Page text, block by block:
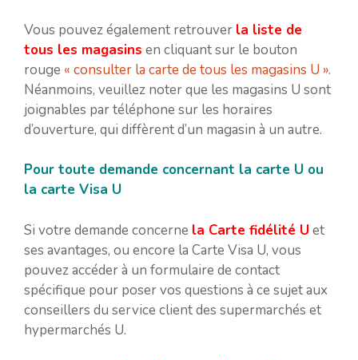
Vous pouvez également retrouver la liste de
tous les magasins en cliquant sur le bouton
rouge « consulter la carte de tous les magasins U ».
Néanmoins, veuillez noter que les magasins U sont
joignables par téléphone sur les horaires
d’ouverture, qui diffèrent d’un magasin à un autre.
Pour toute demande concernant la carte U ou
la carte Visa U
Si votre demande concerne la Carte fidélité Uet
ses avantages, ou encore la Carte Visa U, vous
pouvez accéder à un formulaire de contact
spécifique pour poser vos questions à ce sujet aux
conseillers du service client des supermarchés et
hypermarchés U.